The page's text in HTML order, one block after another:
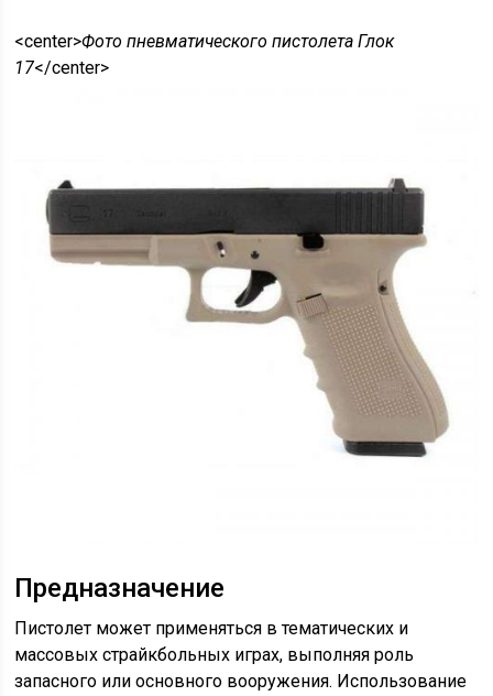
<center>Фото пневматического пистолета Глок
17</center>
Предназначение
Пистолет может применяться в тематических и
массовых страйкбольных играх, выполняя роль
запасного или основного вооружения. Использование